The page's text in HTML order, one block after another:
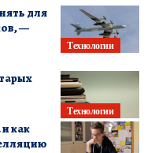
Технологии
для
—
Технологии
как